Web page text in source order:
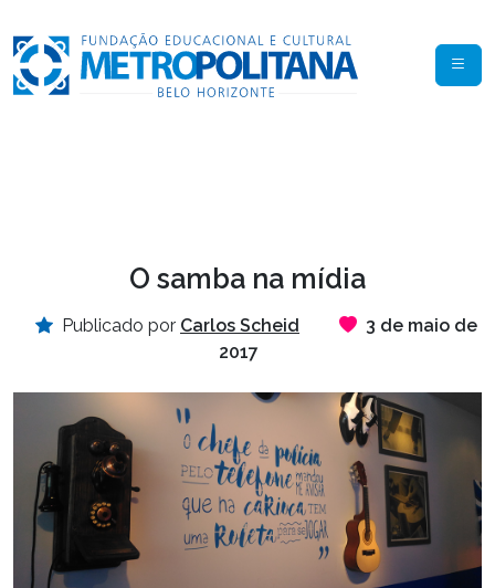
O samba na mídia
Publicado por Carlos Scheid
3 de maio de
2017